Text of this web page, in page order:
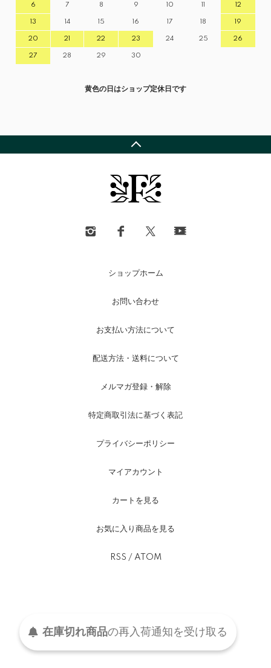
6 7 8 9 10 11 12
13 14 15 16 17 18 19
20 21 22 23 24 25 26
27 28 29 30
黄色の日はショップ定休日です
ショップホーム
お問い合わせ
お支払い方法について
配送方法・送料について
メルマガ登録・解除
特定商取引法に基づく表記
プライバシーポリシー
マイアカウント
カートを見る
お気に入り商品を見る
RSS / ATOM
在庫切れ商品の再入荷通知を受け取る